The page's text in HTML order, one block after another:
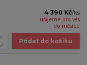
4 390 Kč/ks
ušijeme pro vás
do měsíce
Přidat do košíku